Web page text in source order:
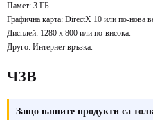
Памет: 3 ГБ.
Графична карта: DirectX 10 или по-нова
Дисплей: 1280 x 800 или по-висока.
Друго: Интернет връзка.
ЧЗВ
Защо нашите продукти са